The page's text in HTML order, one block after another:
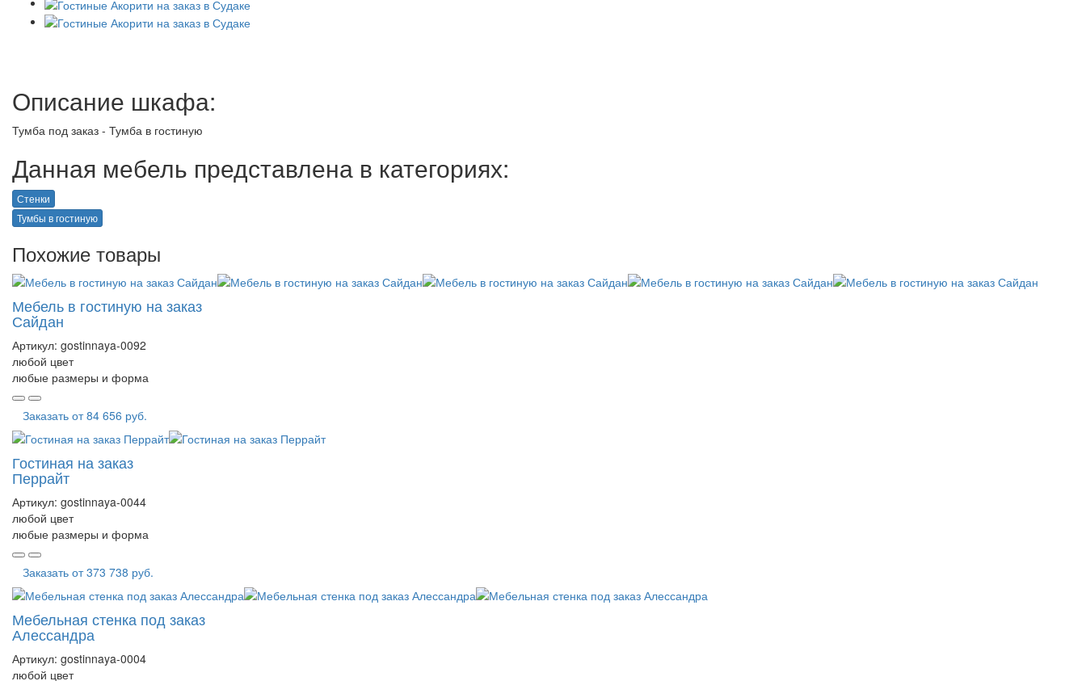
Описание шкафа:
Тумба под заказ - Тумба в гостиную
Данная мебель представлена в категориях:
Стенки
Тумбы в гостиную
Похожие товары
Мебель в гостиную на заказ
Сайдан
Артикул: gostinnaya-0092
любой цвет
любые размеры и форма
Заказать от84 656 руб.
Гостиная на заказ
Перрайт
Артикул: gostinnaya-0044
любой цвет
любые размеры и форма
Заказать от373 738 руб.
Мебельная стенка под заказ
Алессандра
Артикул: gostinnaya-0004
любой цвет